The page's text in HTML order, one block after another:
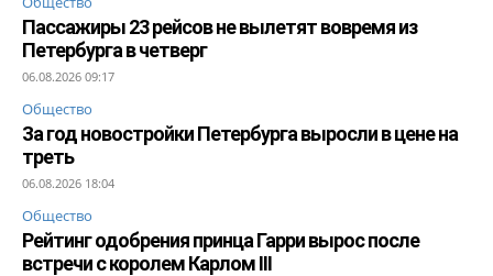
Пассажиры 23 рейсов не вылетят вовремя из
Петербурга в четверг
06.08.2026 09:17
Общество
За год новостройки Петербурга выросли в цене на
треть
06.08.2026 18:04
Общество
Рейтинг одобрения принца Гарри вырос после
встречи с королем Карлом III